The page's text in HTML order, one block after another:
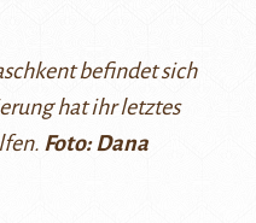
befindet sich
hat ihr letztes
Foto: Dana